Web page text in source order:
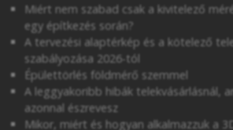
Miért nem szabad csak a kivitelező
egy építkezés során?
A tervezési alaptérkép és a kötelező
szabályozása 2026-tól
Épülettörlés földmérő szemmel
A leggyakoribb hibák telekvásárlásnál,
azonnal észrevesz
Mikor, miért és hogyan alkalmazzuk a